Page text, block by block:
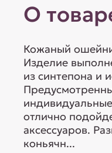
О
Кожаный
Изделие
из синтепона и
отлично
аксессуаров.
коньячн...